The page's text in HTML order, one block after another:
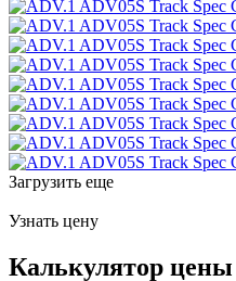
Загрузить еще
Узнать цену
Калькулятор цены